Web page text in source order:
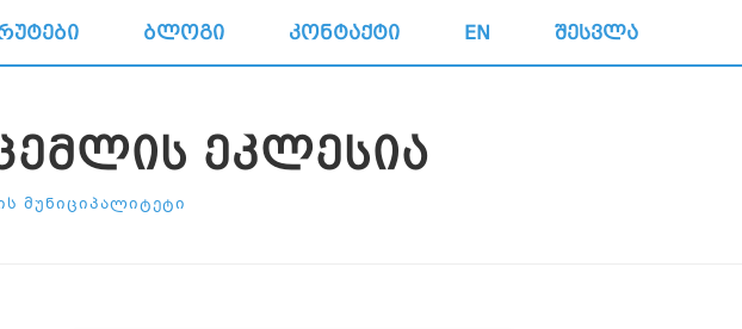
ᲑᲚᲝᲒᲘ ᲙᲝᲜᲢᲐᲥᲢᲘ EN ᲨᲔᲡᲕᲚᲐ
ᲔᲙᲚᲔᲡᲘᲐ
ᲛᲣᲜᲘᲪᲘᲞᲐᲚᲘᲢᲔᲢᲘ